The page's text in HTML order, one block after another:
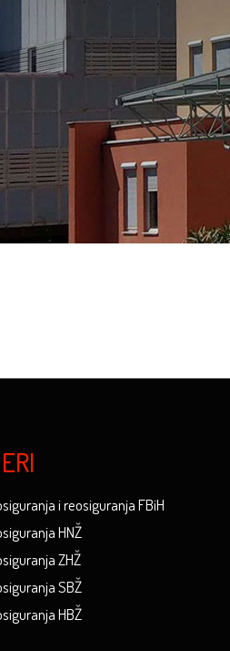
i reosiguranja FBiH
HNŽ
ZHŽ
SBŽ
HBŽ